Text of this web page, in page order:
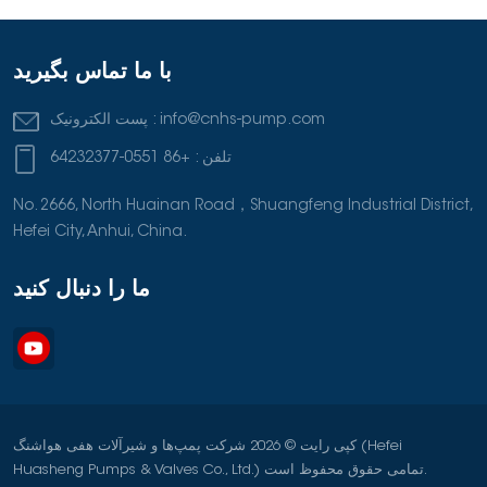
مربع، تحت آزمایش‌های متعددی قرار گرفته است. ما سخت‌ترین شرایط
عملیاتی را شبیه‌سازی می‌کنیم تا اطمینان حاصل کنیم که وقتی پمپ شما
به محل می‌رسد، برای هر کاری آماده است.شریکی در موفقیت پروژه
شماانتخاب یک تأمین‌کننده پمپ چیزی بیش از یک محصول است؛ بلکه
ما در تدوین استانداردهای ملی صنعت، گواهی بر تخصص ماست. ما چیزی
بیش از تجهیزات ارائه می‌دهیم؛ ما اطمینان و آرامش خاطر را برای شما
نمی‌توان قابلیت اطمینان را به خطر انداخت، فراتر از استانداردها را در
با ما تماس بگیرید
پست الکترونیک : info@cnhs-pump.com
تلفن : +86 0551-64232377
No. 2666, North Huainan Road，Shuangfeng Industrial District,
Hefei City, Anhui, China.
ما را دنبال کنید
کپی رایت © 2026 شرکت پمپ‌ها و شیرآلات هفی هواشنگ (Hefei